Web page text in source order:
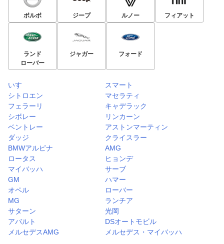
コンパクトカーにも負けない充実感「XリミテッドSAⅢ」
タントに設定されている特別仕様車でLEDヘッドランプ、
右側パワースライドドア、パノラマモニター対応純正ナビ
ボタンスタート＆キーフリーシステム、オートエアコン、
オート格納式カラードドアミラーなども装備され、充実し
た快適装備を持つ。安全装備についてもダイハツ独自の運
転支援機能「スマートアシストⅢ」が備わり、コンパクト
クラスにも引けを取らない内容だけに高額査定が期待でき
るだろう。
ボルボ ジープ ルノー フィアット
ランド
ローバー
ジャガー フォード
いすゞ
スマート
シトロエン
マセラティ
フェラーリ
キャデラック
シボレー
リンカーン
ベントレー
アストンマーティン
ダッジ
クライスラー
BMWアルピナ
AMG
ロータス
ヒョンデ
マイバッハ
サーブ
GM
ハマー
オペル
ローバー
MG
ランチア
サターン
光岡
アバルト
DSオートモビル
メルセデスAMG
メルセデス・マイバッハ